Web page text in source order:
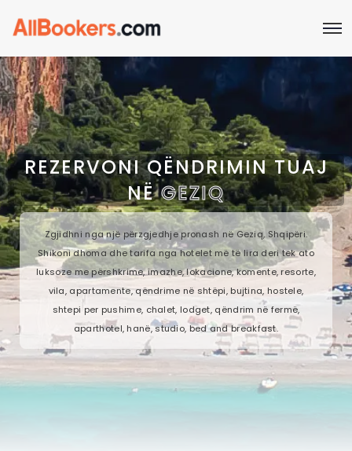
REZERVONI QËNDRIMIN TUAJ
NËGEZIQ
Zgjidhni nga një përzgjedhje pronash në Geziq, Shqipëri.
Shikoni dhoma dhe tarifa nga hotelet më të lira deri tek ato
luksoze me përshkrime, imazhe, lokacione, komente, resorte,
vila, apartamente, qëndrime në shtëpi, bujtina, hostele,
shtepi per pushime, chalet, lodget, qëndrim në fermë,
aparthotel, hanë, studio, bed and breakfast.